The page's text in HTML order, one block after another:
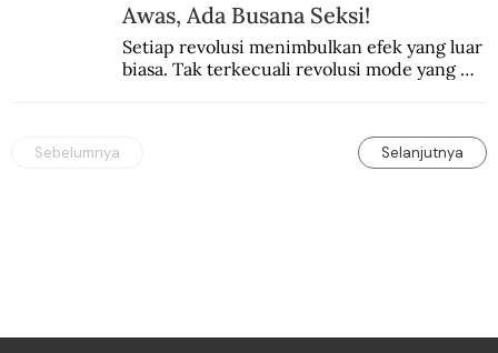
Awas, Ada Busana Seksi!
Setiap revolusi menimbulkan efek yang luar
biasa. Tak terkecuali revolusi mode yang
Sebelumnya Selanjutnya